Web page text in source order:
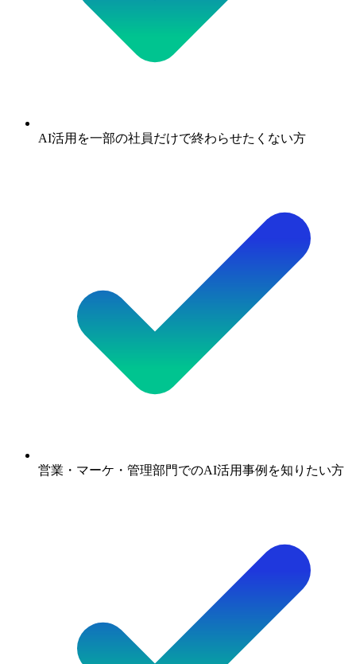
AI活用を一部の社員だけで終わらせたくない方
営業・マーケ・管理部門でのAI活用事例を知りたい方